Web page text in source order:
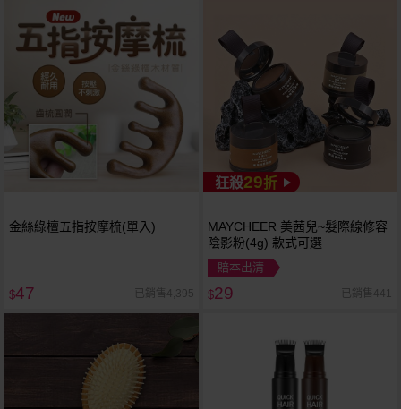
金絲綠檀五指按摩梳(單入)
$47 已銷售4,395
狂殺29折
MAYCHEER 美茜兒~髮際線修容
陰影粉(4g) 款式可選
賠本出清
$29 已銷售441